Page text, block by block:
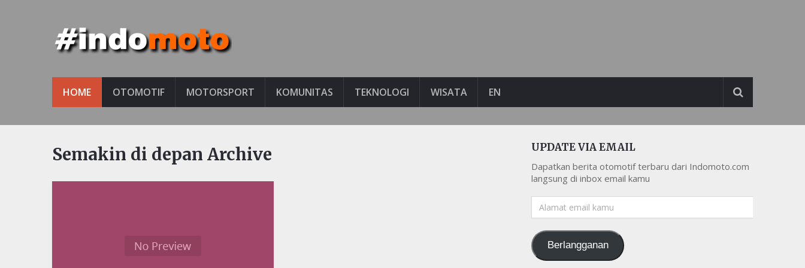
HOME OTOMOTIF MOTORSPORT KOMUNITAS TEKNOLOGI WISATA EN
Semakin di depan Archive UPDATE VIA EMAIL
Dapatkan berita otomotif terbaru dari Indomoto.com
langsung di inbox email kamu
Alamat
email
Berlangganan